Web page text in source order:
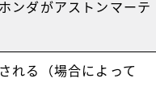
ンダがアストンマーテ
れる（場合によって